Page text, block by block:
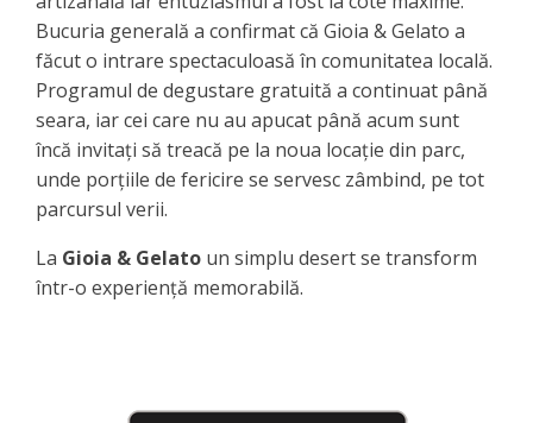
Bucuria generală a confirmat că Gioia & Gelato a
făcut o intrare spectaculoasă în comunitatea locală.
Programul de degustare gratuită a continuat până
seara, iar cei care nu au apucat până acum sunt
încă invitați să treacă pe la noua locație din parc,
unde porțiile de fericire se servesc zâmbind, pe tot
parcursul verii.
La Gioia & Gelato un simplu desert se transform
într-o experiență memorabilă.